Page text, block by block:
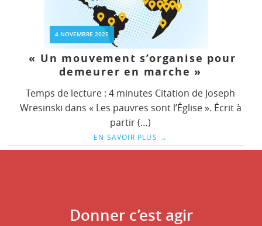
4 NOVEMBRE 2025
« Un mouvement s’organise pour
demeurer en marche »
Temps de lecture : 4 minutes Citation de Joseph
Wresinski dans « Les pauvres sont l’Église ». Écrit à
partir (…)
EN SAVOIR PLUS →
Donner c’est agir